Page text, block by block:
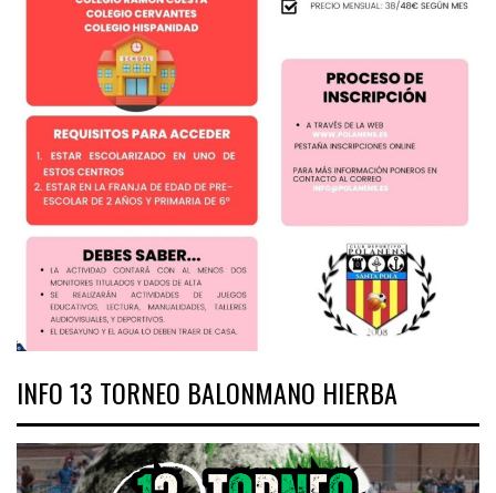
INFO 13 TORNEO BALONMANO HIERBA